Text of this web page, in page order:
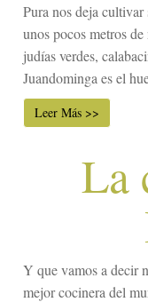
Pura nos deja cultivar
unos pocos metros
judías verdes,
Juandominga es el
Leer Más >>
La
Y que vamos a decir
mejor cocinera del